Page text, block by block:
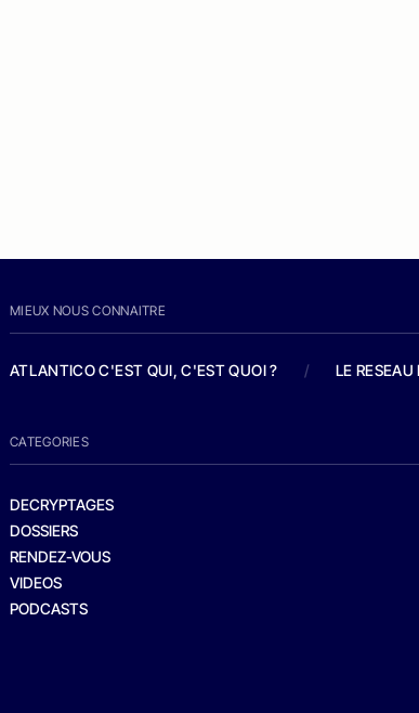
MIEUX NOUS CONNAITRE
ATLANTICO C'EST QUI, C'EST QUOI ? / LE
CATEGORIES
DECRYPTAGES
DOSSIERS
RENDEZ-VOUS
VIDEOS
PODCASTS